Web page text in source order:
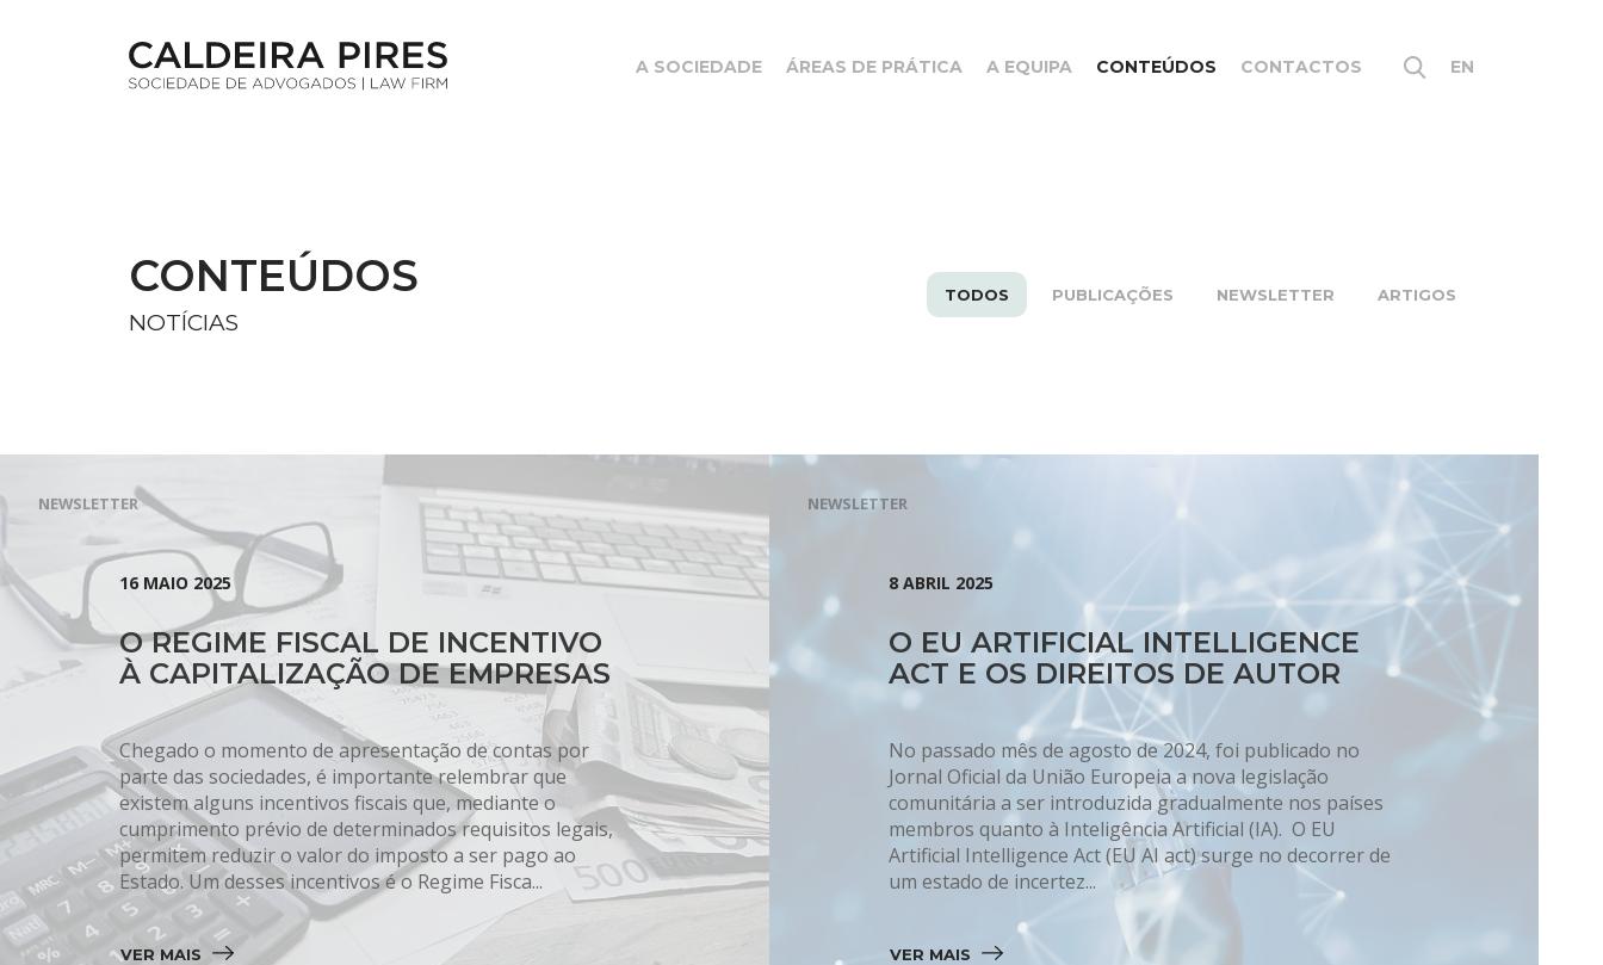
A SOCIEDADE ÁREAS DE PRÁTICA A EQUIPA CONTEÚDOS CONTACTOS EN
CONTEÚDOS
NOTÍCIAS
TODOS PUBLICAÇÕES NEWSLETTER ARTIGOS
NEWSLETTER
16 MAIO 2025
O REGIME FISCAL DE INCENTIVO
À CAPITALIZAÇÃO DE EMPRESAS
Chegado o momento de apresentação de contas por
parte das sociedades, é importante relembrar que
existem alguns incentivos fiscais que, mediante o
cumprimento prévio de determinados requisitos legais,
permitem reduzir o valor do imposto a ser pago ao
Estado. Um desses incentivos é o Regime Fisca...
VER MAIS
NEWSLETTER
8 ABRIL 2025
O EU ARTIFICIAL INTELLIGENCE
ACT E OS DIREITOS DE AUTOR
No passado mês de agosto de 2024, foi publicado no
Jornal Oficial da União Europeia a nova legislação
comunitária a ser introduzida gradualmente nos países
membros quanto à Inteligência Artificial (IA). O EU
Artificial Intelligence Act (EU AI act) surge no decorrer de
um estado de incertez...
VER MAIS